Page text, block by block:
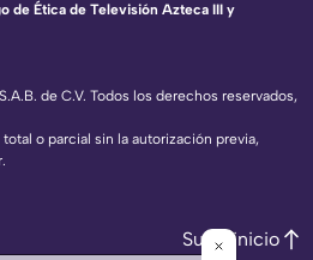
de C.V. Todos los derechos reservados,
o parcial sin la autorización previa,
de Ética de Televisión Azteca III y
Subir inicio